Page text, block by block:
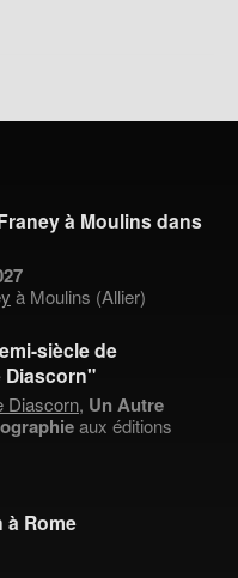
à Moulins dans
à Moulins (Allier)
siècle de
Diascorn"
Diascorn, Un Autre
aux éditions
Rome